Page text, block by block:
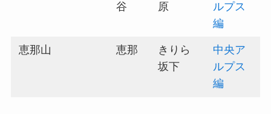
谷
原
ルプス
編
恵那山 恵那
きりら
坂下
中央ア
ルプス
編